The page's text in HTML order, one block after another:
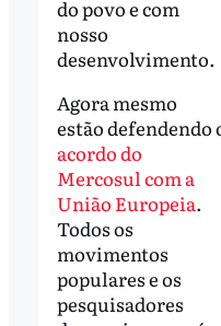
do povo e com
nosso
desenvolvimento.
Agora mesmo
estão defendendo
acordo do
Mercosul com a
União Europeia.
Todos os
movimentos
populares e os
pesquisadores